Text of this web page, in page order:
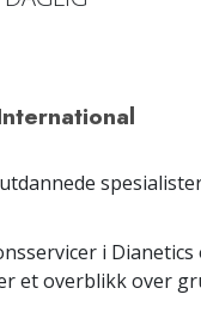
i
et overblikk over